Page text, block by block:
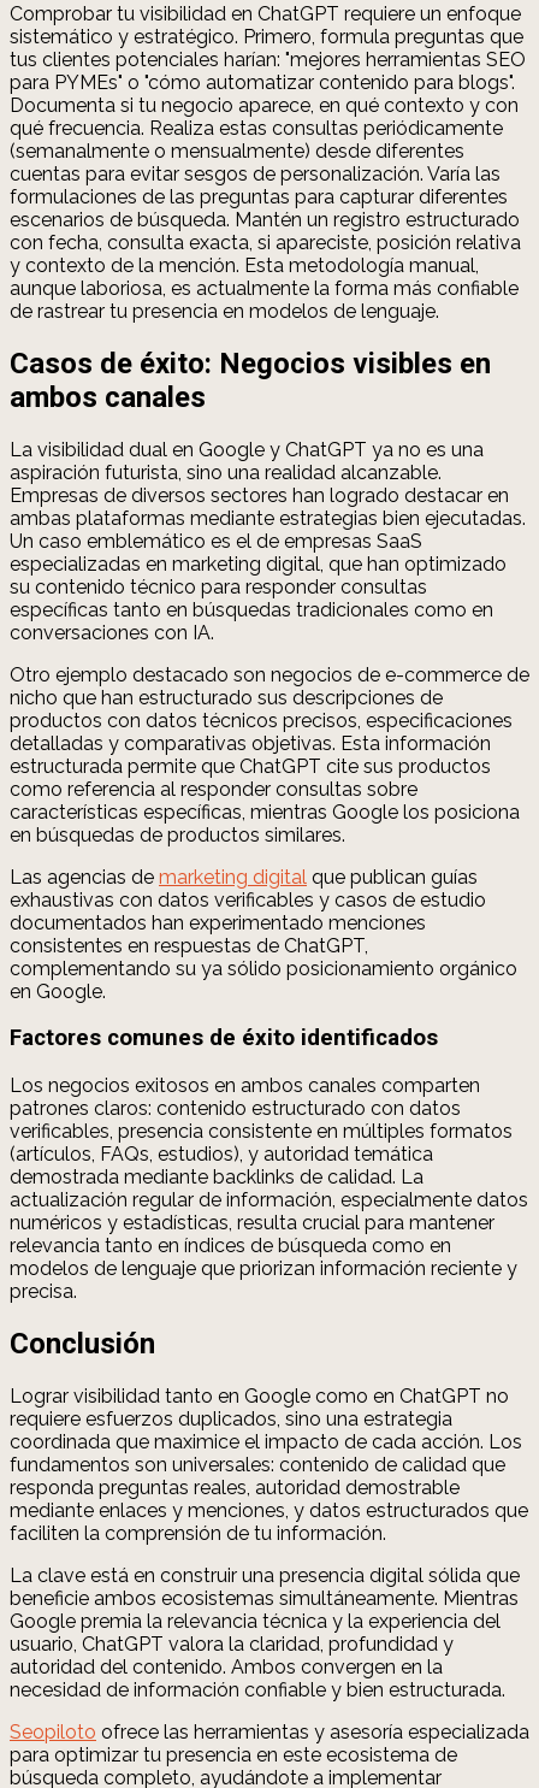
Comprobar tu visibilidad en ChatGPT requiere un enfoque
sistemático y estratégico. Primero, formula preguntas que
tus clientes potenciales harían: "mejores herramientas SEO
para PYMEs" o "cómo automatizar contenido para blogs".
Documenta si tu negocio aparece, en qué contexto y con
qué frecuencia. Realiza estas consultas periódicamente
(semanalmente o mensualmente) desde diferentes
cuentas para evitar sesgos de personalización. Varía las
formulaciones de las preguntas para capturar diferentes
escenarios de búsqueda. Mantén un registro estructurado
con fecha, consulta exacta, si apareciste, posición relativa
y contexto de la mención. Esta metodología manual,
aunque laboriosa, es actualmente la forma más confiable
de rastrear tu presencia en modelos de lenguaje.
Casos de éxito: Negocios visibles en
ambos canales
La visibilidad dual en Google y ChatGPT ya no es una
aspiración futurista, sino una realidad alcanzable.
Empresas de diversos sectores han logrado destacar en
ambas plataformas mediante estrategias bien ejecutadas.
Un caso emblemático es el de empresas SaaS
especializadas en marketing digital, que han optimizado
su contenido técnico para responder consultas
específicas tanto en búsquedas tradicionales como en
conversaciones con IA.
Otro ejemplo destacado son negocios de e-commerce de
nicho que han estructurado sus descripciones de
productos con datos técnicos precisos, especificaciones
detalladas y comparativas objetivas. Esta información
estructurada permite que ChatGPT cite sus productos
como referencia al responder consultas sobre
características específicas, mientras Google los posiciona
en búsquedas de productos similares.
Las agencias de marketing digital que publican guías
exhaustivas con datos verificables y casos de estudio
documentados han experimentado menciones
consistentes en respuestas de ChatGPT,
complementando su ya sólido posicionamiento orgánico
en Google.
Factores comunes de éxito identificados
Los negocios exitosos en ambos canales comparten
patrones claros: contenido estructurado con datos
verificables, presencia consistente en múltiples formatos
(artículos, FAQs, estudios), y autoridad temática
demostrada mediante backlinks de calidad. La
actualización regular de información, especialmente datos
numéricos y estadísticas, resulta crucial para mantener
relevancia tanto en índices de búsqueda como en
modelos de lenguaje que priorizan información reciente y
precisa.
Conclusión
Lograr visibilidad tanto en Google como en ChatGPT no
requiere esfuerzos duplicados, sino una estrategia
coordinada que maximice el impacto de cada acción. Los
fundamentos son universales: contenido de calidad que
responda preguntas reales, autoridad demostrable
mediante enlaces y menciones, y datos estructurados que
faciliten la comprensión de tu información.
La clave está en construir una presencia digital sólida que
beneficie ambos ecosistemas simultáneamente. Mientras
Google premia la relevancia técnica y la experiencia del
usuario, ChatGPT valora la claridad, profundidad y
autoridad del contenido. Ambos convergen en la
necesidad de información confiable y bien estructurada.
Seopiloto ofrece las herramientas y asesoría especializada
para optimizar tu presencia en este ecosistema de
búsqueda completo, ayudándote a implementar